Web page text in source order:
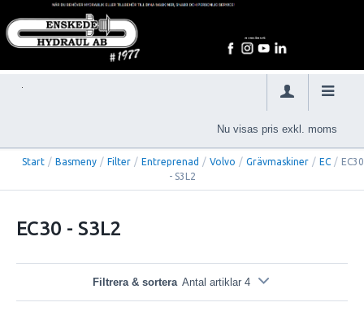
Nu visas pris exkl. moms
Start / Basmeny / Filter / Entreprenad / Volvo / Grävmaskiner / EC / EC30
- S3L2
EC30 - S3L2
Filtrera & sortera Antal artiklar 4